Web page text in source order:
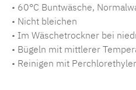
• 60°C Buntwäsche,
• Nicht bleichen
• Im Wäschetrockner bei
• Bügeln mit mittlerer
• Reinigen mit